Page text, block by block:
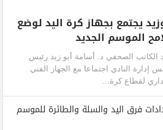
يجتمع بجهاز كرة اليد لوضع
الموسم الجديد
الكاتب الصحفي د. أسامة أبو زيد رئيس
إدارة النادي اجتماعا مع الجهاز الفني
لقطاع كرة...
فرق اليد والسلة والطائرة للموسم